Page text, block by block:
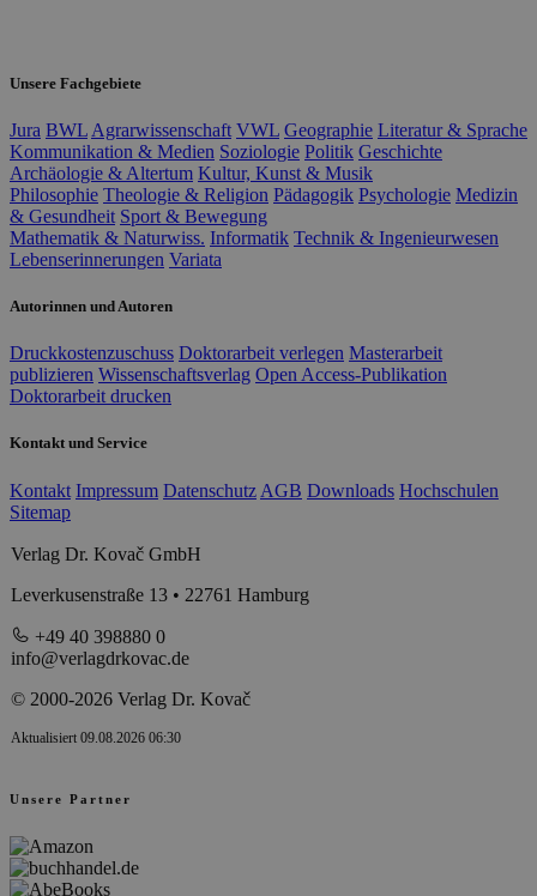
Unsere Fachgebiete
Jura BWL Agrarwissenschaft VWL Geographie Literatur & Sprache
Kommunikation & Medien Soziologie Politik Geschichte
Archäologie & Altertum Kultur, Kunst & Musik
Philosophie Theologie & Religion Pädagogik Psychologie Medizin
& Gesundheit Sport & Bewegung
Mathematik & Naturwiss. Informatik Technik & Ingenieurwesen
Lebenserinnerungen Variata
Autorinnen und Autoren
Druckkostenzuschuss Doktorarbeit verlegen Masterarbeit
publizieren Wissenschaftsverlag Open Access-Publikation
Doktorarbeit drucken
Kontakt und Service
Kontakt Impressum Datenschutz AGB Downloads Hochschulen
Sitemap
Verlag Dr. Kovač GmbH
Leverkusenstraße 13 • 22761 Hamburg
+49 40 398880 0
info@verlagdrkovac.de
© 2000-2026 Verlag Dr. Kovač
Aktualisiert 09.08.2026 06:30
Unsere Partner